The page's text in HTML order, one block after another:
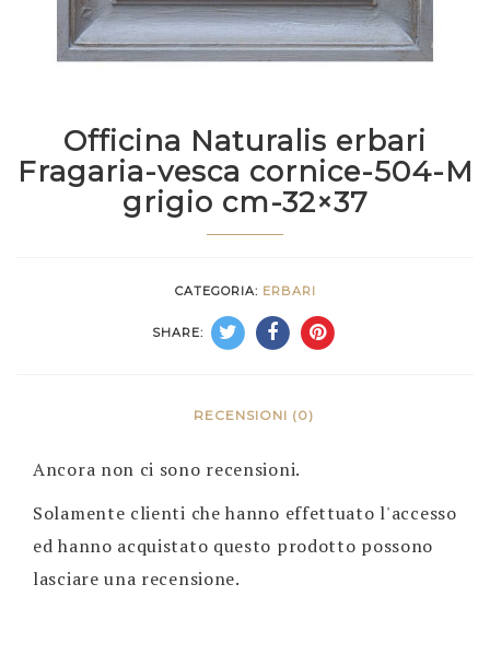
Officina Naturalis erbari
Fragaria-vesca cornice-504-M
grigio cm-32×37
CATEGORIA: ERBARI
SHARE:
RECENSIONI (0)
Ancora non ci sono recensioni.
Solamente clienti che hanno effettuato l'accesso
ed hanno acquistato questo prodotto possono
lasciare una recensione.